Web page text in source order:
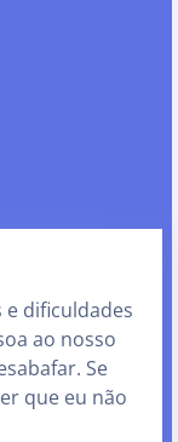
dificuldades
ao nosso
Se
que eu não